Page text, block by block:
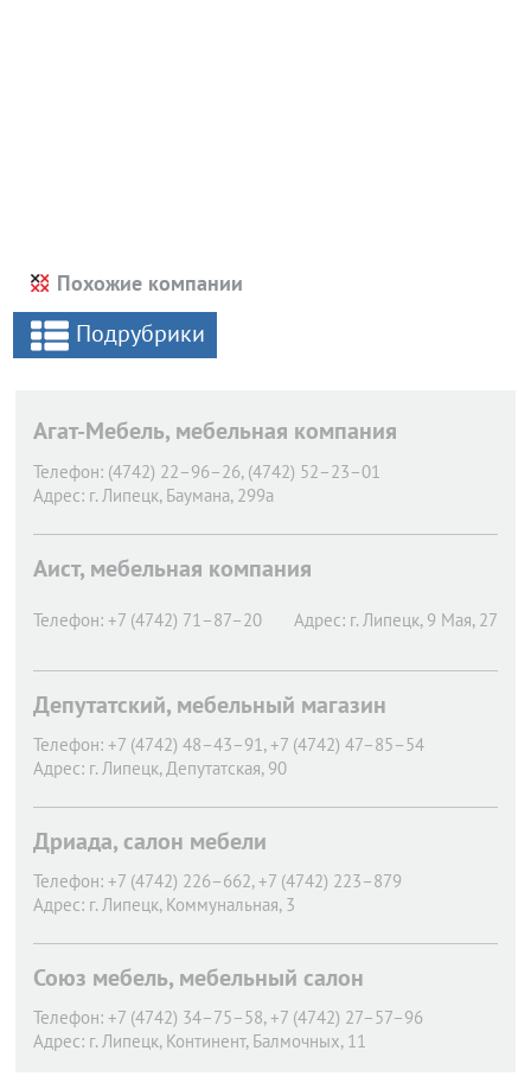
Похожие компании
Подрубрики
Агат-Мебель, мебельная компания
Телефон: (4742) 22–96–26, (4742) 52–23–01
Адрес: г. Липецк, Баумана, 299а
Аист, мебельная компания
Телефон: +7 (4742) 71–87–20 Адрес: г. Липецк, 9 Мая, 27
Депутатский, мебельный магазин
Телефон: +7 (4742) 48–43–91, +7 (4742) 47–85–54
Адрес: г. Липецк, Депутатская, 90
Дриада, салон мебели
Телефон: +7 (4742) 226–662, +7 (4742) 223–879
Адрес: г. Липецк, Коммунальная, 3
Союз мебель, мебельный салон
Телефон: +7 (4742) 34–75–58, +7 (4742) 27–57–96
Адрес: г. Липецк, Континент, Балмочных, 11